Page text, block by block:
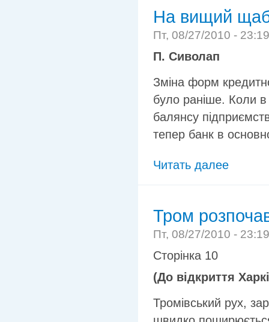
На вищий
Пт, 08/27/2010 -
П. Сиволап
Зміна форм
було раніше. Коли
балянсу
тепер банк в
Читать далее
Тром
Пт, 08/27/2010 -
Сторінка 10
(До відкриття
Тромівський рух,